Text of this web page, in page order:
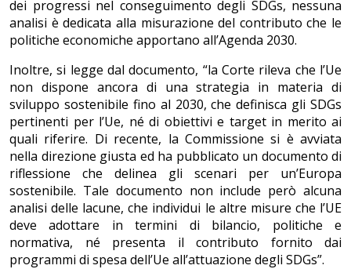
dei progressi nel conseguimento degli SDGs, nessuna
analisi è dedicata alla misurazione del contributo che le
politiche economiche apportano all’Agenda 2030.
Inoltre, si legge dal documento, “la Corte rileva che l’Ue
non dispone ancora di una strategia in materia di
sviluppo sostenibile fino al 2030, che definisca gli SDGs
pertinenti per l’Ue, né di obiettivi e target in merito ai
quali riferire. Di recente, la Commissione si è avviata
nella direzione giusta ed ha pubblicato un documento di
riflessione che delinea gli scenari per un’Europa
sostenibile. Tale documento non include però alcuna
analisi delle lacune, che individui le altre misure che l’UE
deve adottare in termini di bilancio, politiche e
normativa, né presenta il contributo fornito dai
programmi di spesa dell’Ue all’attuazione degli SDGs”.